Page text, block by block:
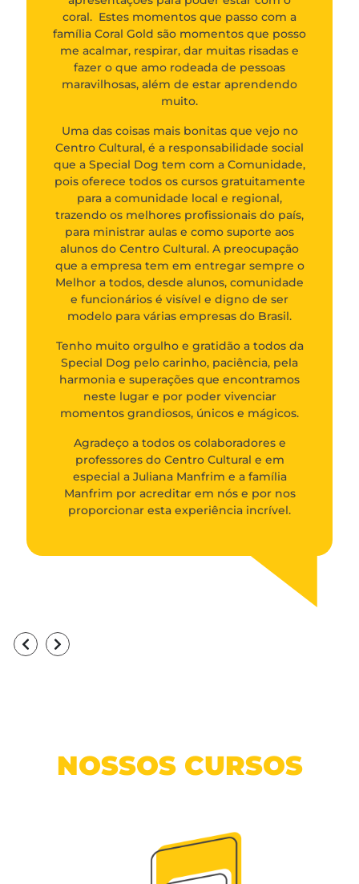
coral. Estes momentos que passo com a
família Coral Gold são momentos que posso
me acalmar, respirar, dar muitas risadas e
fazer o que amo rodeada de pessoas
maravilhosas, além de estar aprendendo
muito.
Uma das coisas mais bonitas que vejo no
Centro Cultural, é a responsabilidade social
que a Special Dog tem com a Comunidade,
pois oferece todos os cursos gratuitamente
para a comunidade local e regional,
trazendo os melhores profissionais do país,
para ministrar aulas e como suporte aos
alunos do Centro Cultural. A preocupação
que a empresa tem em entregar sempre o
Melhor a todos, desde alunos, comunidade
e funcionários é visível e digno de ser
modelo para várias empresas do Brasil.
Tenho muito orgulho e gratidão a todos da
Special Dog pelo carinho, paciência, pela
harmonia e superações que encontramos
neste lugar e por poder vivenciar
momentos grandiosos, únicos e mágicos.
Agradeço a todos os colaboradores e
professores do Centro Cultural e em
especial a Juliana Manfrim e a família
Manfrim por acreditar em nós e por nos
proporcionar esta experiência incrível.
NOSSOS CURSOS